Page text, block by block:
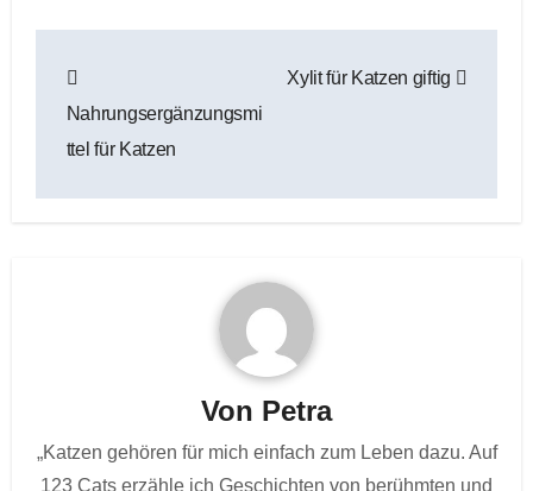
Nahrungsergänzungsmi
ttel für Katzen
Xylit für Katzen giftig
Von Petra
„Katzen gehören für mich einfach zum Leben dazu. Auf
123 Cats erzähle ich Geschichten von berühmten und